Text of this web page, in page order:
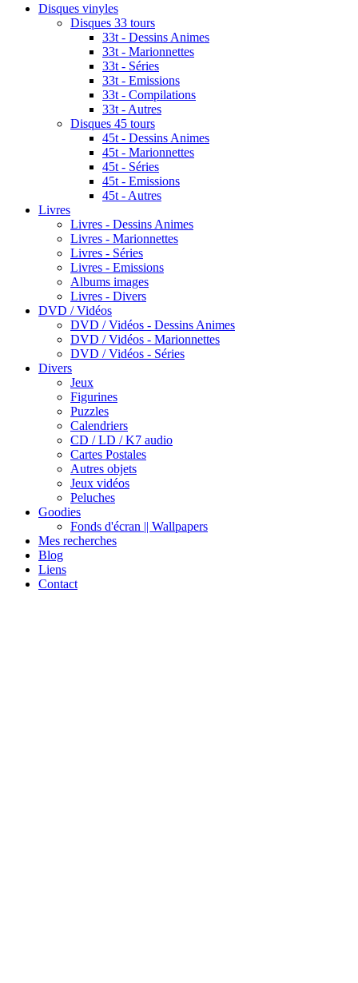
Disques vinyles
Disques 33 tours
33t - Dessins Animes
33t - Marionnettes
33t - Séries
33t - Emissions
33t - Compilations
33t - Autres
Disques 45 tours
45t - Dessins Animes
45t - Marionnettes
45t - Séries
45t - Emissions
45t - Autres
Livres
Livres - Dessins Animes
Livres - Marionnettes
Livres - Séries
Livres - Emissions
Albums images
Livres - Divers
DVD / Vidéos
DVD / Vidéos - Dessins Animes
DVD / Vidéos - Marionnettes
DVD / Vidéos - Séries
Divers
Jeux
Figurines
Puzzles
Calendriers
CD / LD / K7 audio
Cartes Postales
Autres objets
Jeux vidéos
Peluches
Goodies
Fonds d'écran || Wallpapers
Mes recherches
Blog
Liens
Contact